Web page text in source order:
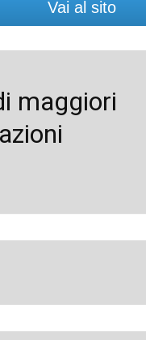
Vai al sito
maggiori